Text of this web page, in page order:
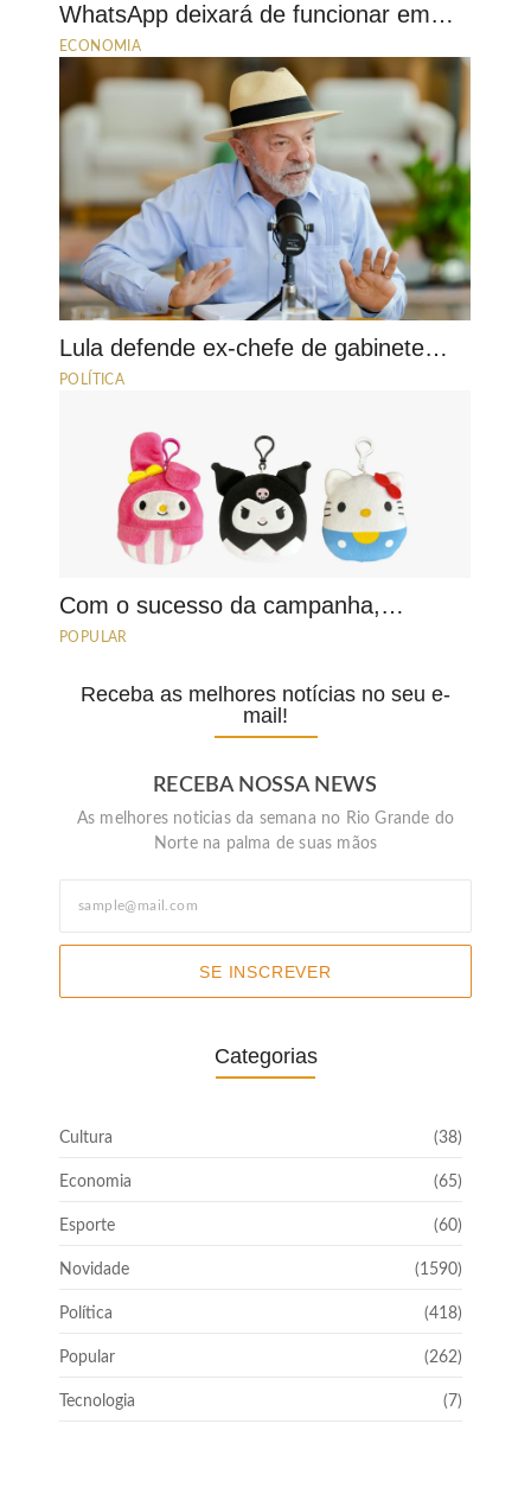
WhatsApp deixará de funcionar em…
ECONOMIA
Lula defende ex-chefe de gabinete…
POLÍTICA
Com o sucesso da campanha,…
POPULAR
Receba as melhores notícias no seu e-
mail!
RECEBA NOSSA NEWS
As melhores noticias da semana no Rio Grande do
Norte na palma de suas mãos
SE INSCREVER
Categorias
Cultura (38)
Economia (65)
Esporte (60)
Novidade (1590)
Política (418)
Popular (262)
Tecnologia (7)